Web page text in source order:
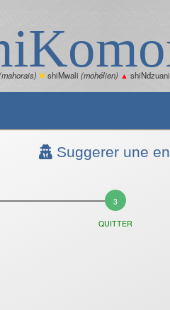
✽shiMwali (mohélien) ▲ shiNdzuani
Suggerer une
QUITTER